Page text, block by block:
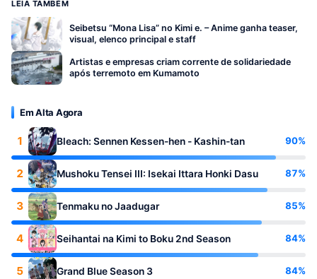
LEIA TAMBÉM
Seibetsu “Mona Lisa” no Kimi e. – Anime ganha teaser,
visual, elenco principal e staff
Artistas e empresas criam corrente de solidariedade
após terremoto em Kumamoto
Em Alta Agora
1 Bleach: Sennen Kessen-hen - Kashin-tan 90%
2 Mushoku Tensei III: Isekai Ittara Honki Dasu 87%
3 Tenmaku no Jaadugar 85%
4 Seihantai na Kimi to Boku 2nd Season 84%
5 Grand Blue Season 3 84%